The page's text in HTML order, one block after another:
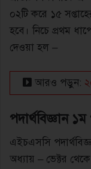
০২টি করে ১৫
হবে। নিচে প্রথম
দেওয়া হল –
আরও পড়ুন:
পদার্থবিজ্ঞান
এইচএসসি
অধ্যায় – ভেক্টর